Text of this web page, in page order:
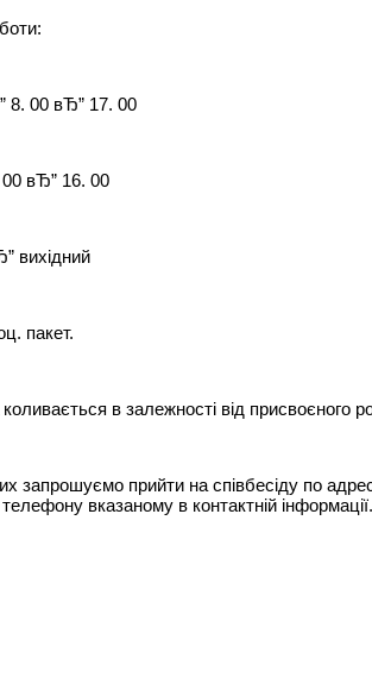
8. 00 вЂ” 17. 00
вЂ” 16. 00
вихідний
пакет.
в залежності від присвоєного
запрошуємо прийти на співбесіду по
вказаному в контактній інформації.